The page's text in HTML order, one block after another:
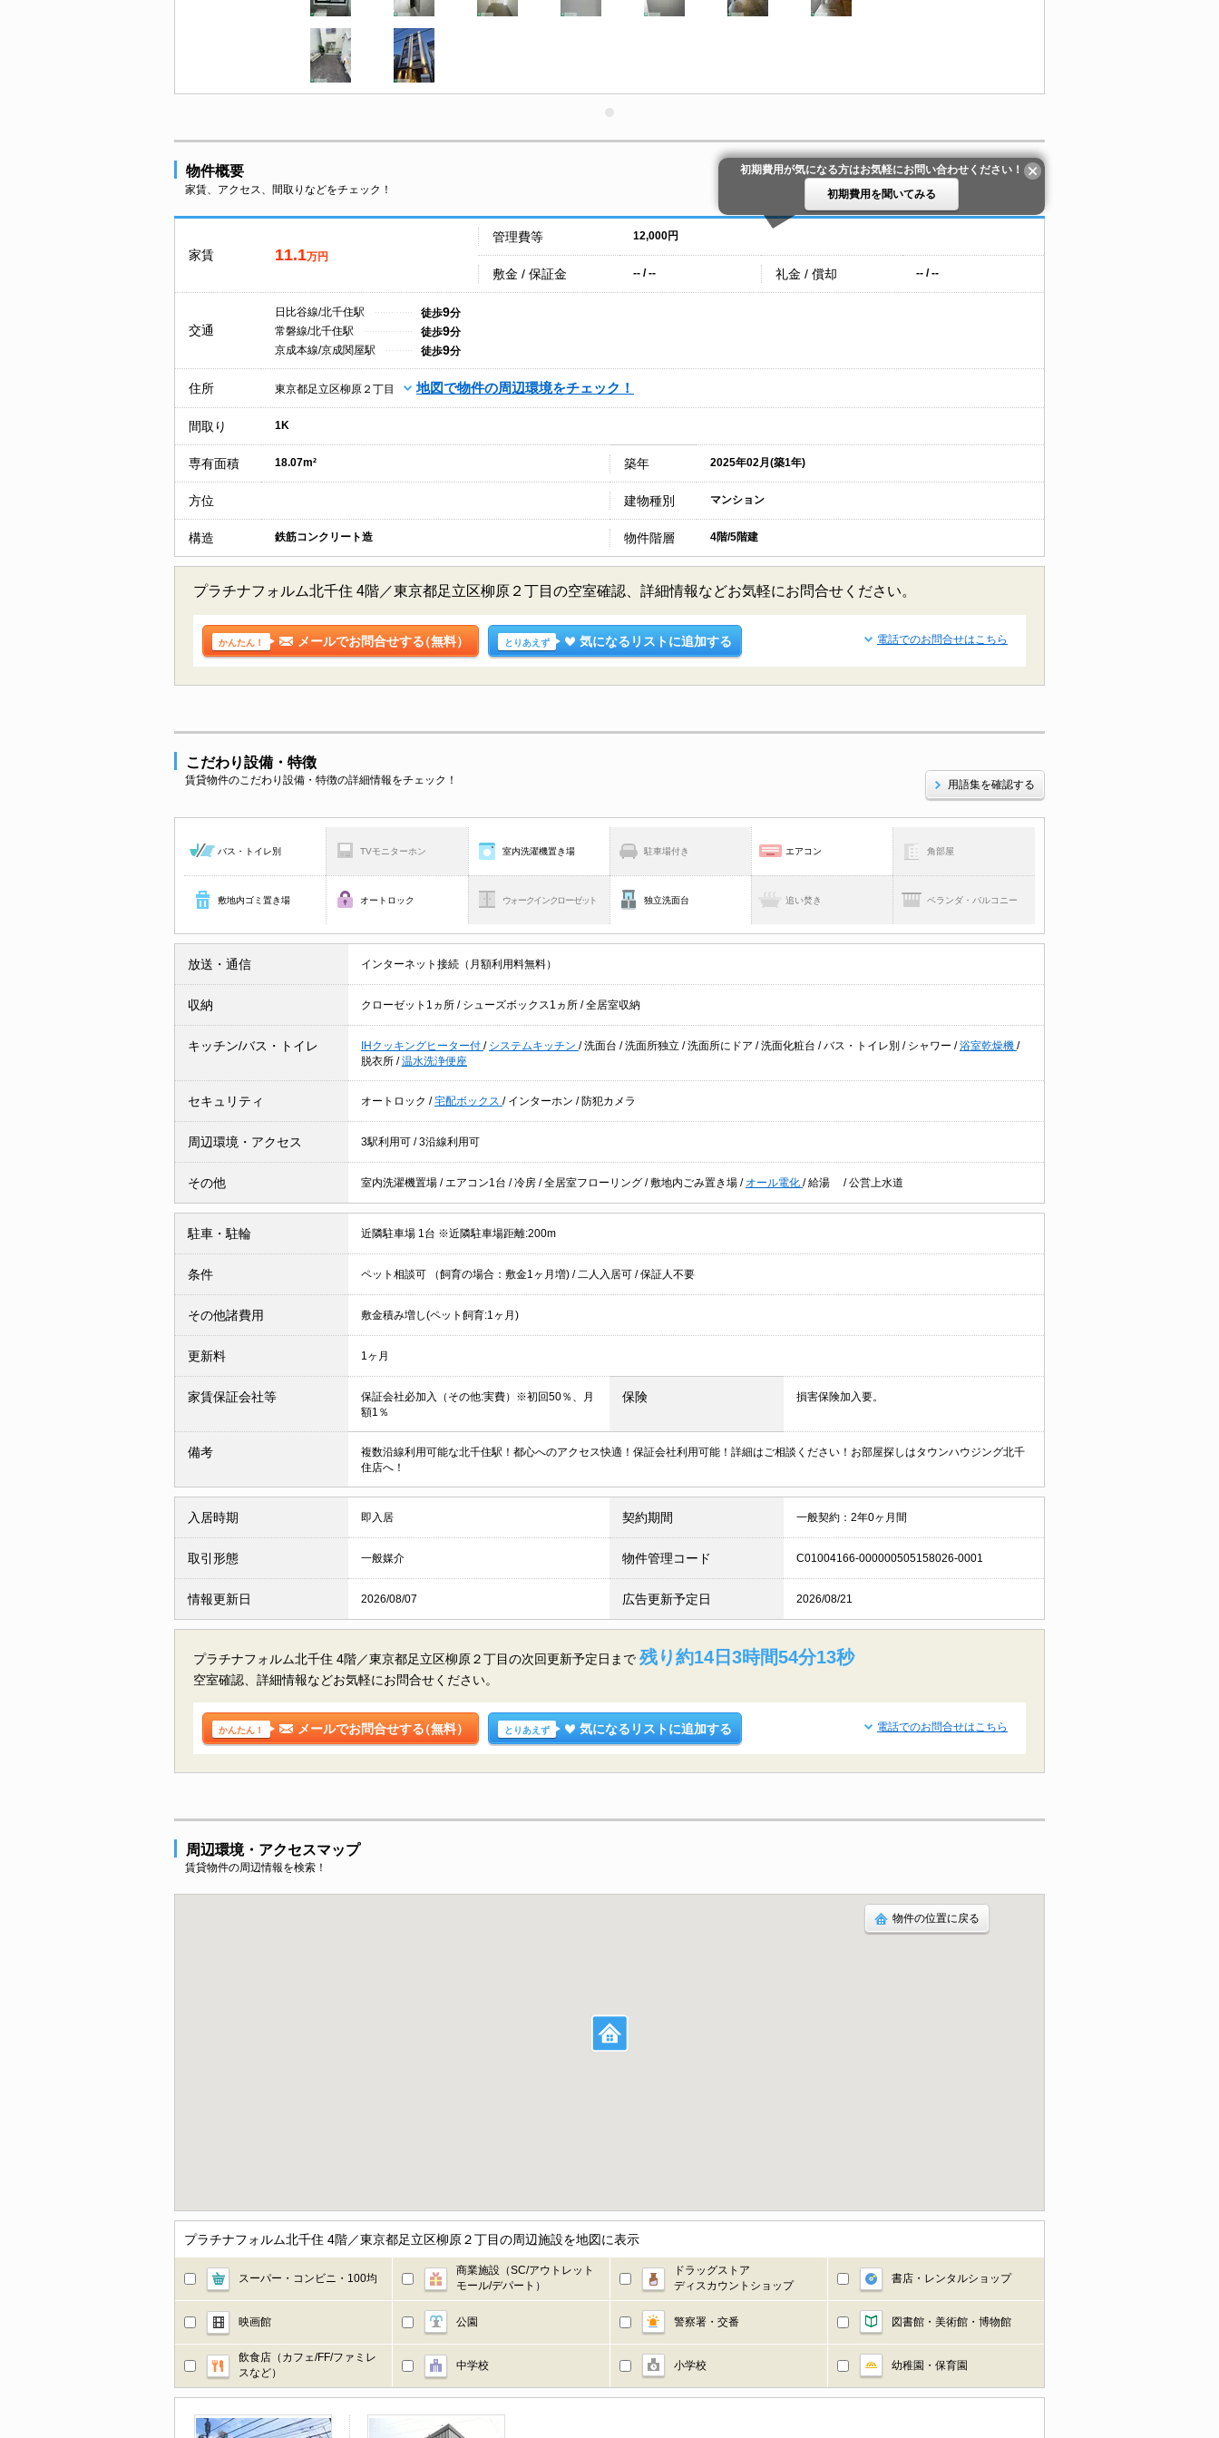
物件概要
家賃、アクセス、間取りなどをチェック！
初期費用が気になる方はお気軽にお問い合わせください！
初期費用を聞いてみる
家賃 11.1万円
管理費等 12,000円
敷金 / 保証金 -- / -- 礼金 / 償却 -- / --
交通
日比谷線/北千住駅 徒歩9分
常磐線/北千住駅
徒歩9分
京成本線/京成関屋駅
徒歩9分
住所 東京都足立区柳原２丁目 地図で物件の周辺環境をチェック！
間取り 1K
専有面積 18.07m² 築年 2025年02月(築1年)
方位 建物種別 マンション
構造 鉄筋コンクリート造 物件階層 4階/5階建
プラチナフォルム北千住 4階／東京都足立区柳原２丁目の空室確認、詳細情報などお気軽にお問合せください。
かんたん！ メールでお問合せする（無料） とりあえず 気になるリストに追加する 電話でのお問合せはこちら
こだわり設備・特徴
賃貸物件のこだわり設備・特徴の詳細情報をチェック！ 用語集を確認する
バス・トイレ別 TVモニターホン 室内洗濯機置き場 駐車場付き エアコン 角部屋
敷地内ゴミ置き場 オートロック ウォークインクローゼット 独立洗面台 追い焚き ベランダ・バルコニー
放送・通信 インターネット接続（月額利用料無料）
収納 クローゼット1ヵ所 / シューズボックス1ヵ所 /全居室収納
キッチン/バス・トイレ IHクッキングヒーター付 / システムキッチン /洗面台 /洗面所独立 /洗面所にドア /洗面化粧台 /バス・トイレ別 / シャワー /浴室乾燥機 /
脱衣所 /温水洗浄便座
セキュリティ オートロック /宅配ボックス / インターホン / 防犯カメラ
周辺環境・アクセス 3駅利用可 /3沿線利用可
その他 室内洗濯機置場 / エアコン1台 /冷房 /全居室フローリング /敷地内ごみ置き場 / オール電化 /給湯 /公営上水道
駐車・駐輪 近隣駐車場 1台 ※近隣駐車場距離:200m
条件 ペット相談可 （飼育の場合：敷金1ヶ月増) / 二人入居可 /保証人不要
その他諸費用 敷金積み増し(ペット飼育:1ヶ月)
更新料 1ヶ月
家賃保証会社等
保証会社必加入（その他:実費）※初回50％、月
額1％
保険 損害保険加入要。
備考
複数沿線利用可能な北千住駅！都心へのアクセス快適！保証会社利用可能！詳細はご相談ください！お部屋探しはタウンハウジング北千
住店へ！
入居時期 即入居 契約期間 一般契約：2年0ヶ月間
取引形態 一般媒介 物件管理コード C01004166-000000505158026-0001
情報更新日 2026/08/07 広告更新予定日 2026/08/21
プラチナフォルム北千住 4階／東京都足立区柳原２丁目の次回更新予定日まで 残り約14日3時間54分12秒
空室確認、詳細情報などお気軽にお問合せください。
かんたん！ メールでお問合せする（無料） とりあえず 気になるリストに追加する 電話でのお問合せはこちら
周辺環境・アクセスマップ
賃貸物件の周辺情報を検索！
物件の位置に戻る
プラチナフォルム北千住 4階／東京都足立区柳原２丁目の周辺施設を地図に表示
スーパー・コンビニ・100均
商業施設（SC/アウトレット
モール/デパート）
ドラッグストア
ディスカウントショップ
書店・レンタルショップ
映画館 公園 警察署・交番 図書館・美術館・博物館
飲食店（カフェ/FF/ファミレ
スなど）
中学校 小学校 幼稚園・保育園